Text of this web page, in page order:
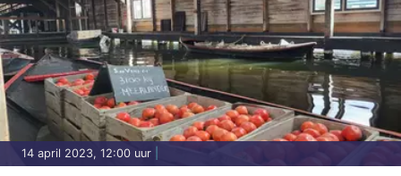
14 april 2023, 12:00 uur